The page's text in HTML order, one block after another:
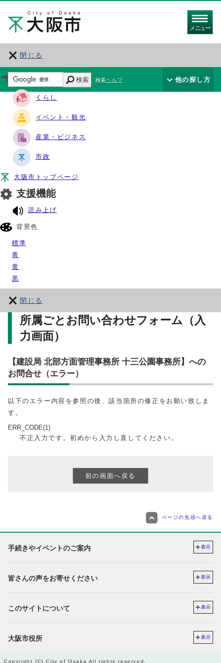
メニュー
閉じる
サイト・ナビ
くらし
イベント・観光
産業・ビジネス
市政
大阪市トップページ
支援機能
読み上げ
背景色
標準
青
黄
黒
閉じる
検索 検索ヘルプ 他の探し方
所属ごとお問い合わせフォーム（入
力画面）
【建設局 北部方面管理事務所 十三公園事務所】への
お問合せ（エラー）
以下のエラー内容を参照の後、該当箇所の修正をお願い致しま
す。
ERR_CODE(1)
不正入力です。初めから入力し直してください。
ページの先頭へ戻る
手続きやイベントのご案内 表示
皆さんの声をお寄せください 表示
このサイトについて 表示
大阪市役所 表示
Copyright (C) City of Osaka All rights reserved.